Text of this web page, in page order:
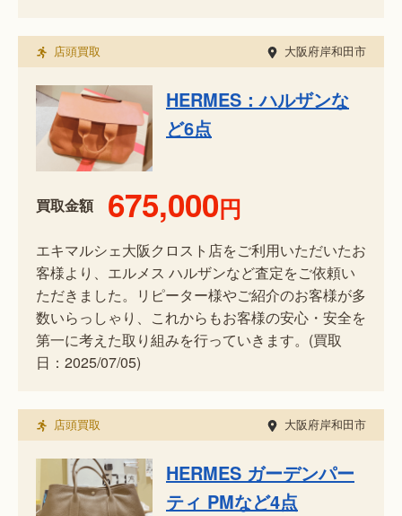
店頭買取 大阪府岸和田市
HERMES：ハルザンな
ど6点
買取金額 675,000円
エキマルシェ大阪クロスト店をご利用いただいたお
客様より、エルメス ハルザンなど査定をご依頼い
ただきました。リピーター様やご紹介のお客様が多
数いらっしゃり、これからもお客様の安心・安全を
第一に考えた取り組みを行っていきます。(買取
日：2025/07/05)
店頭買取 大阪府岸和田市
HERMES ガーデンパー
ティ PMなど4点